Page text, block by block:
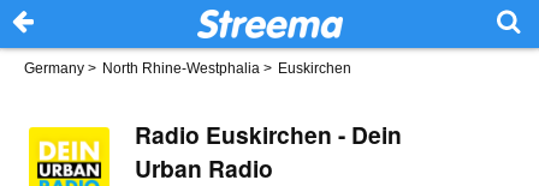
Germany > North Rhine-Westphalia > Euskirchen
Radio Euskirchen - Dein
Urban Radio